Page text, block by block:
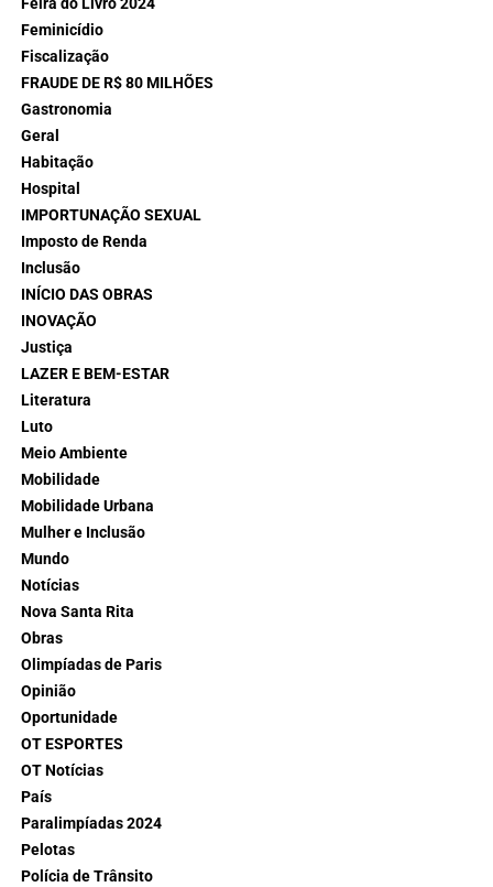
Feminicídio
Fiscalização
FRAUDE DE R$ 80 MILHÕES
Gastronomia
Geral
Habitação
Hospital
IMPORTUNAÇÃO SEXUAL
Imposto de Renda
Inclusão
INÍCIO DAS OBRAS
INOVAÇÃO
Justiça
LAZER E BEM-ESTAR
Literatura
Luto
Meio Ambiente
Mobilidade
Mobilidade Urbana
Mulher e Inclusão
Mundo
Notícias
Nova Santa Rita
Obras
Olimpíadas de Paris
Opinião
Oportunidade
OT ESPORTES
OT Notícias
País
Paralimpíadas 2024
Pelotas
Polícia de Trânsito